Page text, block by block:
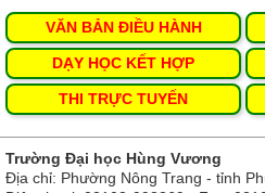
VĂN BẢN ĐIỀU HÀNH
DẠY HỌC KẾT HỢP
THI TRỰC TUYẾN
Trường Đại học Hùng Vương
Địa chỉ: Phường Nông Trang - tỉnh